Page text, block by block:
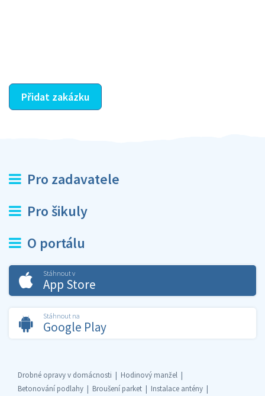
Přidat zakázku
Pro zadavatele
Pro šikuly
O portálu
Stáhnout v
App Store
Stáhnout na
Google Play
Drobné opravy v domácnosti
Hodinový manžel
Betonování podlahy
Broušení parket Instalace antény